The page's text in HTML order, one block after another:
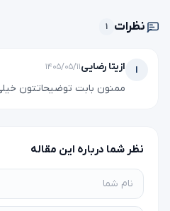
نظرات ۱
ا ازیتا رضایی۱۴۰۵/۰۵/۱۱
ممنون بابت توضیحاتتون
نظر شما درباره این مقاله